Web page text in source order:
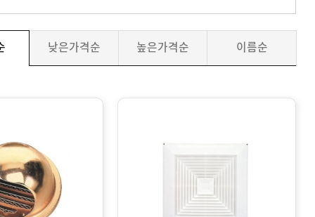
낮은가격순 높은가격순 이름순